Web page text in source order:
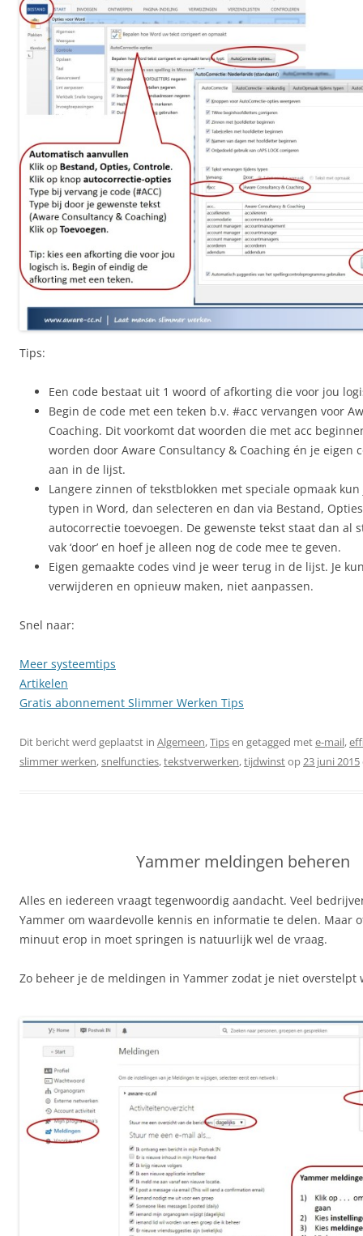
Tips:
Een code bestaat uit 1 woord of afkorting die voor jou
Begin de code met een teken b.v. #acc vervangen voor
Coaching. Dit voorkomt dat woorden die met acc
worden door Aware Consultancy & Coaching én je eigen
aan in de lijst.
Langere zinnen of tekstblokken met speciale opmaak
typen in Word, dan selecteren en dan via Bestand,
autocorrectie toevoegen. De gewenste tekst staat dan al
vak ‘door’ en hoef je alleen nog de code mee te geven.
Eigen gemaakte codes vind je weer terug in de lijst. Je
verwijderen en opnieuw maken, niet aanpassen.
Snel naar:
Meer systeemtips
Artikelen
Gratis abonnement Slimmer Werken Tips
Dit bericht werd geplaatst in Algemeen,Tipsen getagged mete-mail,
slimmer werken,snelfuncties,tekstverwerken,tijdwinstop23 juni 2015
Yammer meldingen beheren
Alles en iedereen vraagt tegenwoordig aandacht. Veel
Yammer om waardevolle kennis en informatie te delen. Maar
minuut erop in moet springen is natuurlijk wel de vraag.
Zo beheer je de meldingen in Yammer zodat je niet overstelpt